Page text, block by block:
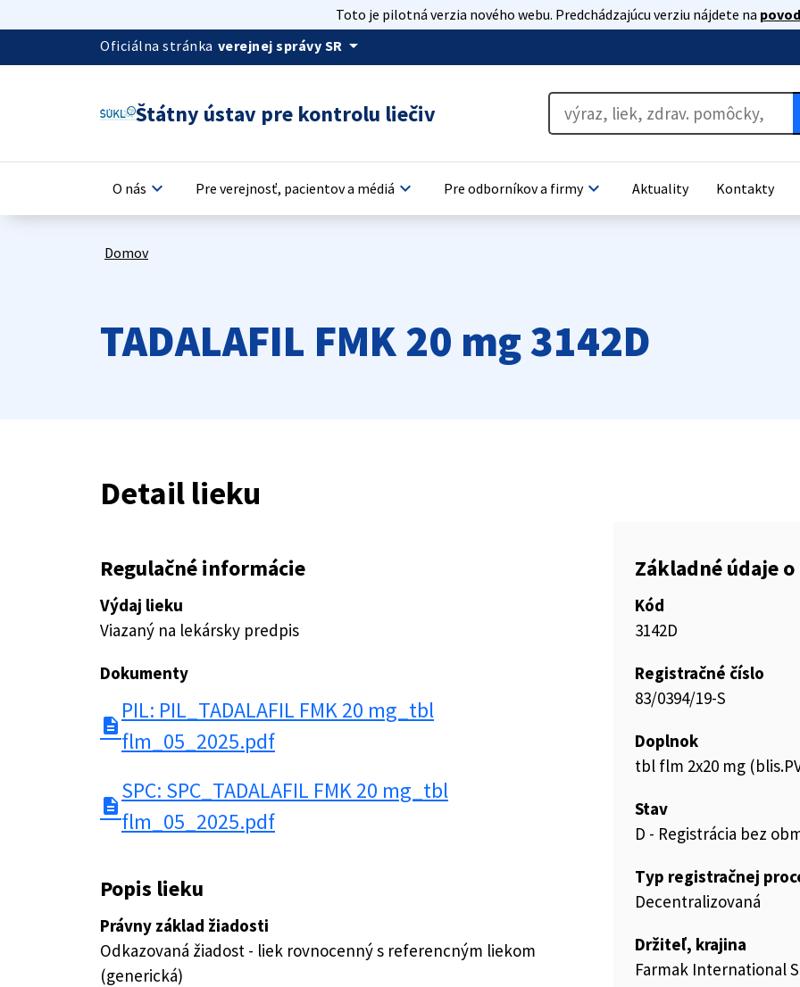
Toto je pilotná verzia nového webu. Predchádzajúcu verziu nájdete na
Oficiálna stránka verejnej správy SR arrow_drop_down
Štátny ústav pre kontrolu liečiv
O nás keyboard_arrow_down Pre verejnosť, pacientov a médiá keyboard_arrow_down Pre odborníkov a firmykeyboard_arrow_down Aktuality Kontakty
Domov
TADALAFIL FMK 20 mg 3142D
Detail lieku
Regulačné informácie
Výdaj lieku
Viazaný na lekársky predpis
Dokumenty
description
PIL: PIL_TADALAFIL FMK 20 mg_tbl
flm_05_2025.pdf
description
SPC: SPC_TADALAFIL FMK 20 mg_tbl
flm_05_2025.pdf
Popis lieku
Právny základ žiadosti
Odkazovaná žiadost - liek rovnocenný s referencným liekom
(generická)
Základné údaje
Kód
3142D
Registračné číslo
83/0394/19-S
Doplnok
tbl flm 2x20 mg
Stav
D - Registrácia bez
Typ registračnej
Decentralizovaná
Držiteľ, krajina
Farmak International